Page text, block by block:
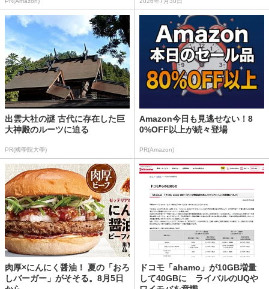
出雲大社の謎 古代に存在した巨
大神殿のルーツに迫る
PR(國學院大學)
Amazon今日も見逃せない！8
0%OFF以上が続々登場
PR(Amazon)
肉厚×にんにく醤油！ 夏の「おろ
しバーガー」がそそる。8月5日
ドコモ「ahamo」が10GB増量
して40GBに ライバルのUQや